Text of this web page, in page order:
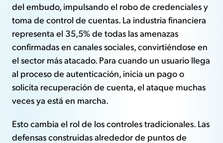
del embudo, impulsando el robo de credenciales y
toma de control de cuentas. La industria financiera
representa el 35,5% de todas las amenazas
confirmadas en canales sociales, convirtiéndose en
el sector más atacado. Para cuando un usuario llega
al proceso de autenticación, inicia un pago o
solicita recuperación de cuenta, el ataque muchas
veces ya está en marcha.
Esto cambia el rol de los controles tradicionales. Las
defensas construidas alrededor de puntos de